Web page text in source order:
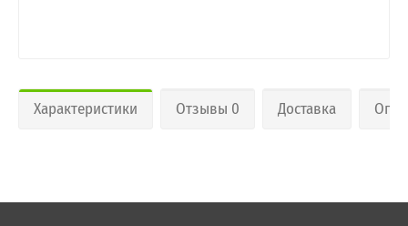
Характеристики Отзывы 0 Доставка